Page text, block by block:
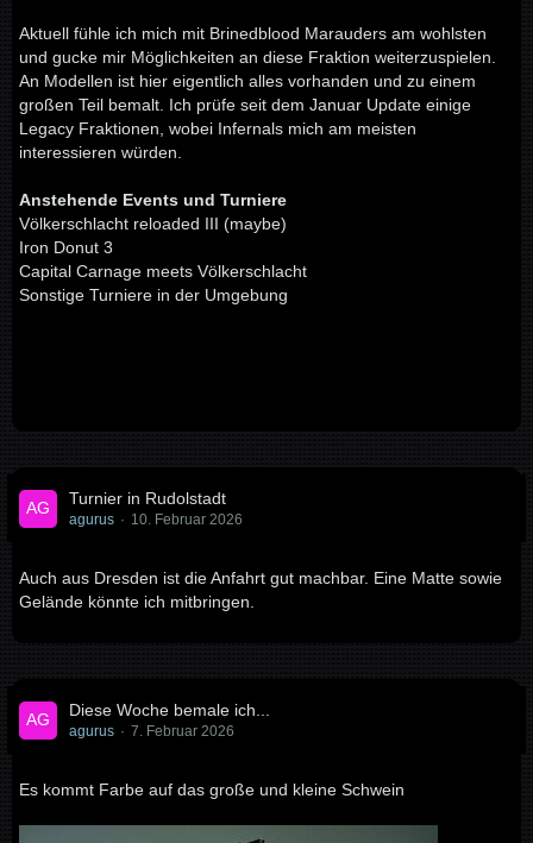
Aktuell fühle ich mich mit Brinedblood Marauders am wohlsten
und gucke mir Möglichkeiten an diese Fraktion weiterzuspielen.
An Modellen ist hier eigentlich alles vorhanden und zu einem
großen Teil bemalt. Ich prüfe seit dem Januar Update einige
Legacy Fraktionen, wobei Infernals mich am meisten
interessieren würden.
Anstehende Events und Turniere
Völkerschlacht reloaded III (maybe)
Iron Donut 3
Capital Carnage meets Völkerschlacht
Sonstige Turniere in der Umgebung
Turnier in Rudolstadt
agurus 10. Februar 2026
Auch aus Dresden ist die Anfahrt gut machbar. Eine Matte sowie
Gelände könnte ich mitbringen.
Diese Woche bemale ich...
agurus 7. Februar 2026
Es kommt Farbe auf das große und kleine Schwein